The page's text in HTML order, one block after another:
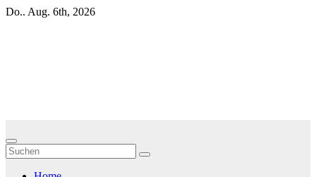
Zum
Do.. Aug. 6th, 2026